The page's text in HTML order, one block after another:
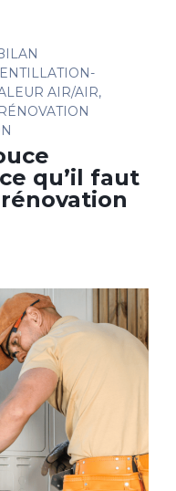
AIR/AIR,
RÉNOVATION
qu’il faut